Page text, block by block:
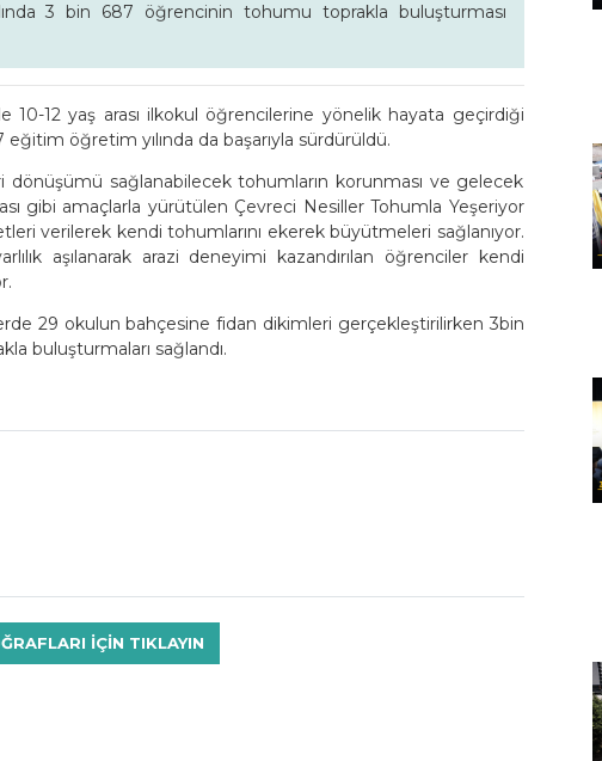
3 bin 687 öğrencinin tohumu toprakla buluşturması
10-12 yaş arası ilkokul öğrencilerine yönelik hayata geçirdiği
eğitim öğretim yılında da başarıyla sürdürüldü.
dönüşümü sağlanabilecek tohumların korunması ve gelecek
gibi amaçlarla yürütülen Çevreci Nesiller Tohumla Yeşeriyor
verilerek kendi tohumlarını ekerek büyütmeleri sağlanıyor.
aşılanarak arazi deneyimi kazandırılan öğrenciler kendi
29 okulun bahçesine fidan dikimleri gerçekleştirilirken 3bin
buluşturmaları sağlandı.
IÇIN TIKLAYIN